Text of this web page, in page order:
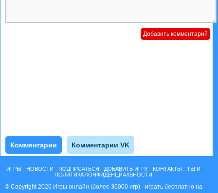
Комментарии Комментарии VK
ИГРЫ НОВОСТИ ПОДПИСАТЬСЯ ДОБАВИТЬ ИГРУ КОНТАКТЫ
ТЕГИ
ПОЛИТИКА КОНФИДЕНЦИАЛЬНОСТИ
© Copyright 2026 Игры онлайн (более 30000 игр) - играть бесплатно на